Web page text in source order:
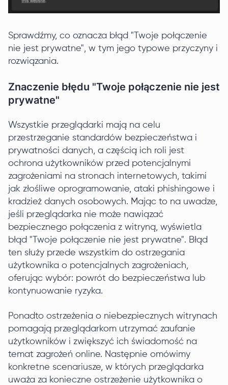
Sprawdźmy, co oznacza błąd "Twoje połączenie
nie jest prywatne", w tym jego typowe przyczyny i
rozwiązania.
Znaczenie błędu "Twoje połączenie nie jest
prywatne"
Wszystkie przeglądarki mają na celu
przestrzeganie standardów bezpieczeństwa i
prywatności danych, a częścią ich roli jest
ochrona użytkowników przed potencjalnymi
zagrożeniami na stronach internetowych, takimi
jak złośliwe oprogramowanie, ataki phishingowe i
kradzież danych osobowych. Mając to na uwadze,
jeśli przeglądarka nie może nawiązać
bezpiecznego połączenia z witryną, wyświetla
błąd "Twoje połączenie nie jest prywatne". Błąd
ten służy przede wszystkim do ostrzegania
użytkownika o potencjalnych zagrożeniach,
oferując wybór: powrót do bezpieczeństwa lub
kontynuowanie ryzyka.
Ponadto ostrzeżenia o niebezpiecznych witrynach
pomagają przeglądarkom utrzymać zaufanie
użytkowników i zwiększyć ich świadomość na
temat zagrożeń online. Następnie omówimy
konkretne scenariusze, w których przeglądarka
uważa za konieczne ostrzeżenie użytkownika o